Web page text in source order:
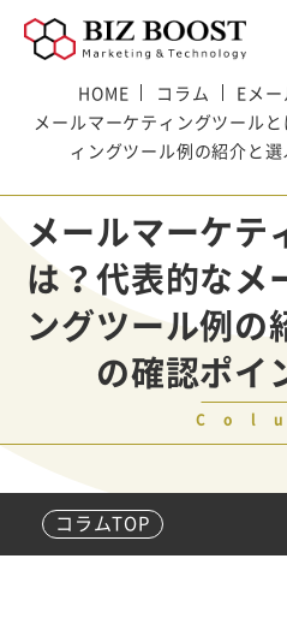
HOME コラム
Eメ
メールマーケティングツール
ィングツール例の紹介と
メールマーケテ
は？代表的なメ
ングツール例の
の確認ポイ
コラムTOP